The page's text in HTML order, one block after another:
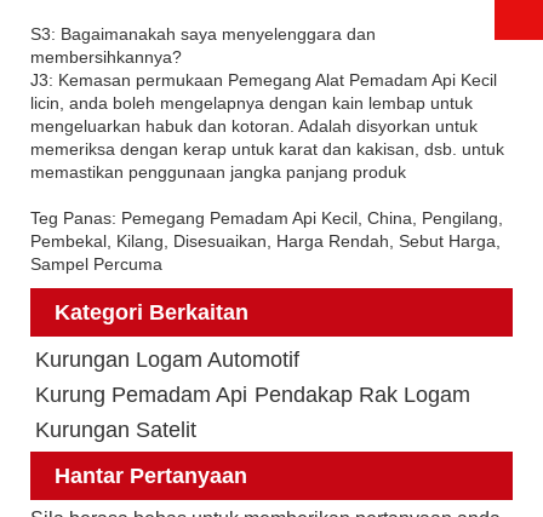
S3: Bagaimanakah saya menyelenggara dan
membersihkannya?
J3: Kemasan permukaan Pemegang Alat Pemadam Api Kecil
licin, anda boleh mengelapnya dengan kain lembap untuk
mengeluarkan habuk dan kotoran. Adalah disyorkan untuk
memeriksa dengan kerap untuk karat dan kakisan, dsb. untuk
memastikan penggunaan jangka panjang produk
Teg Panas: Pemegang Pemadam Api Kecil, China, Pengilang,
Pembekal, Kilang, Disesuaikan, Harga Rendah, Sebut Harga,
Sampel Percuma
Kategori Berkaitan
Kurungan Logam Automotif
Kurung Pemadam Api Pendakap Rak Logam
Kurungan Satelit
Hantar Pertanyaan